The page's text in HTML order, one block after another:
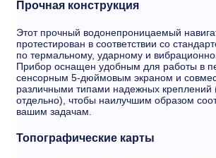
Прочная конструкция
Этот прочный водонепроницаемый
протестирован в соответствии со
по термальному, ударному и
Прибор оснащен удобным для работы в
сенсорным 5-дюймовым экраном и
различными типами надежных креплений
отдельно), чтобы наилучшим образом
вашим задачам.
Топографические карты